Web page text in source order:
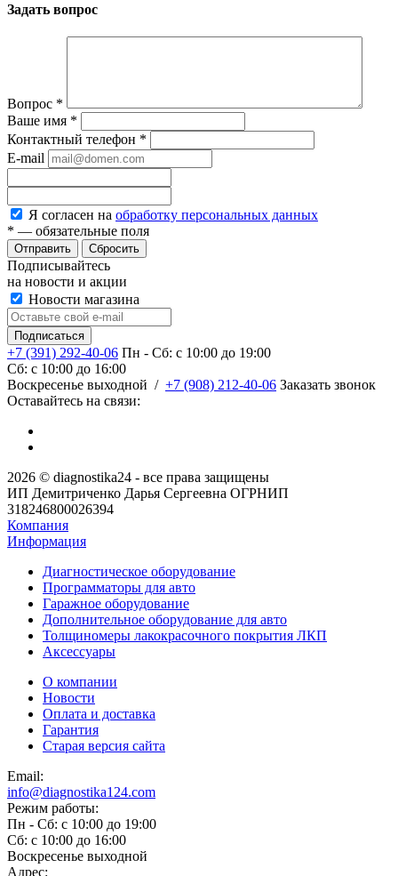
Задать вопрос
Вопрос *
Ваше имя *
Контактный телефон *
E-mail
Я согласен на обработку персональных данных
* — обязательные поля
Сбросить
Подписывайтесь
на новости и акции
Новости магазина
+7 (391) 292-40-06 Пн - Сб: c 10:00 до 19:00
Сб: c 10:00 до 16:00
​Воскресенье выходной / +7 (908) 212-40-06 Заказать звонок
Оставайтесь на связи:
2026 © diagnostika24 - все права защищены
ИП Демитриченко Дарья Сергеевна ОГРНИП
318246800026394
Компания
Информация
Диагностическое оборудование
Программаторы для авто
Гаражное оборудование
Дополнительное оборудование для авто
Толщиномеры лакокрасочного покрытия ЛКП
Аксессуары
О компании
Новости
Оплата и доставка
Гарантия
Старая версия сайта
Email:
info@diagnostika124.com
Режим работы:
Пн - Сб: c 10:00 до 19:00
Сб: c 10:00 до 16:00
​Воскресенье выходной
Адрес: